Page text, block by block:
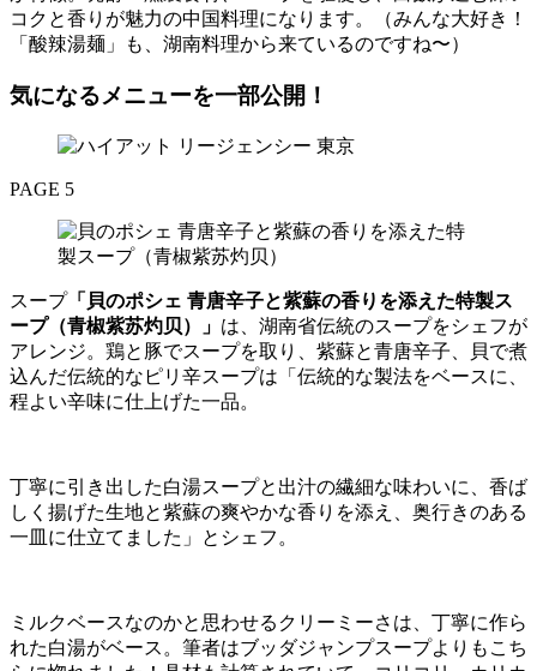
コクと香りが魅力の中国料理になります。（みんな大好き！
「酸辣湯麺」も、湖南料理から来ているのですね〜）
気になるメニューを一部公開！
PAGE 5
スープ「貝のポシェ 青唐辛子と紫蘇の香りを添えた特製ス
ープ（青椒紫苏灼贝）」 は、湖南省伝統のスープをシェフが
アレンジ。鶏と豚でスープを取り、紫蘇と青唐辛子、貝で煮
込んだ伝統的なピリ辛スープは「伝統的な製法をベースに、
程よい辛味に仕上げた一品。
丁寧に引き出した白湯スープと出汁の繊細な味わいに、香ば
しく揚げた生地と紫蘇の爽やかな香りを添え、奥行きのある
一皿に仕立てました」とシェフ。
ミルクベースなのかと思わせるクリーミーさは、丁寧に作ら
れた白湯がベース。筆者はブッダジャンプスープよりもこち